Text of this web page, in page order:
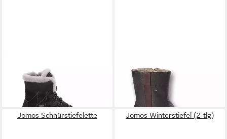
D-Jomotion Winterboots
ab 119,95 €
Winterstiefel
99,95 € UVP 159,99 €
-38%
Jomos Schnürstiefelette Jomos Winterstiefel (2-tlg)